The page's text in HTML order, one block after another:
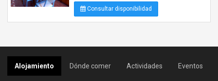
Consultar disponibilidad
Alojamiento Dónde comer Actividades Eventos